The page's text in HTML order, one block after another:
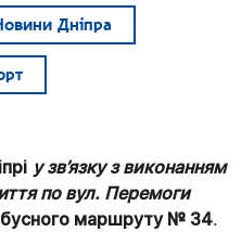
Дніпра
у зв’язку з виконанням
по вул. Перемоги
маршруту № 34.